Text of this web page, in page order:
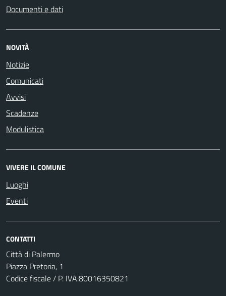
Documenti e dati
NOVITÀ
Notizie
Comunicati
Avvisi
Scadenze
Modulistica
VIVERE IL COMUNE
Luoghi
Eventi
CONTATTI
Città di Palermo
Piazza Pretoria, 1
Codice fiscale / P. IVA:80016350821